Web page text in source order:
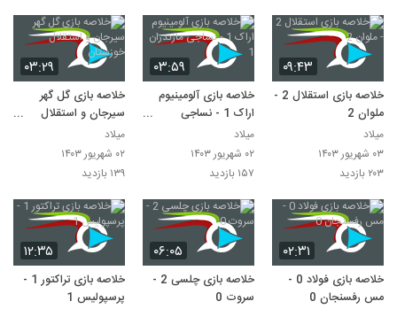
۰۹:۴۳
خلاصه بازی استقلال 2 -
ملوان 2
میلاد
۰۳ شهریور ۱۴۰۳
۲۰۳ بازدید
۰۳:۵۹
خلاصه بازی آلومینیوم
اراک 1 - نساجی
مازندران 1
میلاد
۰۲ شهریور ۱۴۰۳
۱۵۷ بازدید
۰۳:۲۹
خلاصه بازی گل گهر
سیرجان و استقلال
خوزستان
میلاد
۰۲ شهریور ۱۴۰۳
۱۳۹ بازدید
۰۲:۳۱
خلاصه بازی فولاد 0 -
مس رفسنجان 0
۰۶:۰۵
خلاصه بازی چلسی 2 -
سروت 0
۱۲:۳۵
خلاصه بازی تراکتور 1 -
پرسپولیس 1